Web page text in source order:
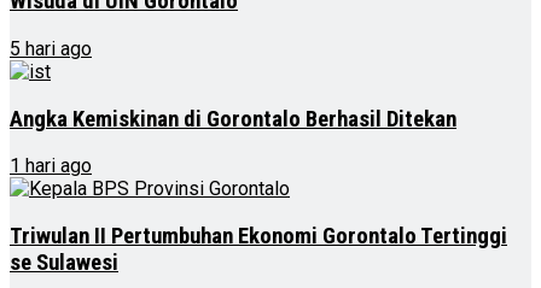
5 hari ago
Angka Kemiskinan di Gorontalo Berhasil Ditekan
1 hari ago
Triwulan II Pertumbuhan Ekonomi Gorontalo Tertinggi
se Sulawesi